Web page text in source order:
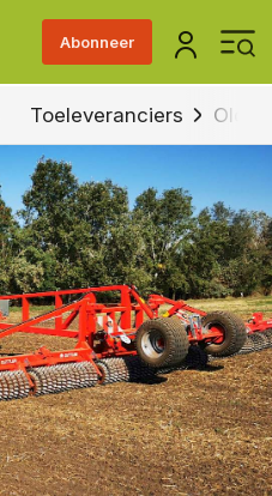
Abonneer
Toeleveranciers Old &